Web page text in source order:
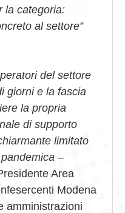
la categoria:
al settore”
del settore
giorni e la fascia
la propria
di supporto
limitato
–
Area
Modena
amministrazioni